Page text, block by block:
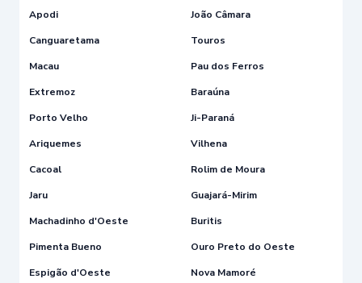
Apodi
João Câmara
Canguaretama
Touros
Macau
Pau dos Ferros
Extremoz
Baraúna
Porto Velho
Ji-Paraná
Ariquemes
Vilhena
Cacoal
Rolim de Moura
Jaru
Guajará-Mirim
Machadinho d'Oeste
Buritis
Pimenta Bueno
Ouro Preto do Oeste
Espigão d'Oeste
Nova Mamoré